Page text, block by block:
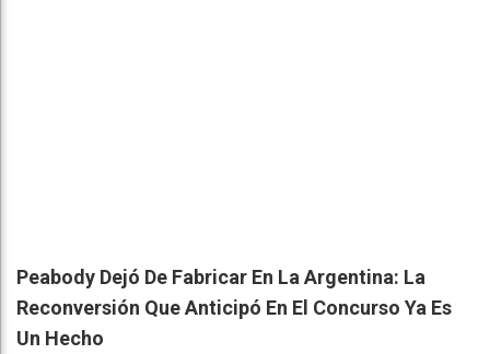
Peabody Dejó De Fabricar En La Argentina: La
Reconversión Que Anticipó En El Concurso Ya Es
Un Hecho